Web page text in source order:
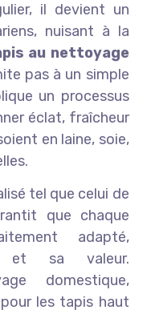
il devient un
nuisant à la
au nettoyage
pas à un simple
un processus
éclat, fraîcheur
en laine, soie,
tel que celui de
que chaque
adapté,
et sa valeur.
domestique,
les tapis haut